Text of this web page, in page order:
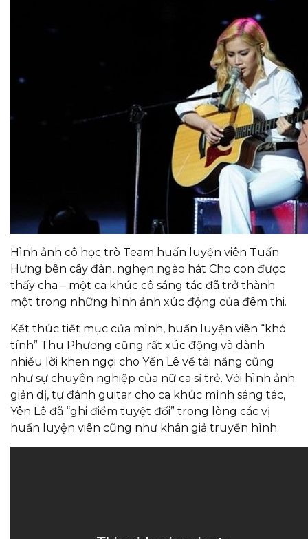
Hình ảnh cô học trò Team huấn luyện viên Tuấn
Hưng bên cây đàn, nghẹn ngào hát Cho con được
thấy cha – một ca khúc cô sáng tác đã trở thành
một trong những hình ảnh xúc động của đêm thi.
Kết thúc tiết mục của mình, huấn luyện viên “khó
tính” Thu Phương cũng rất xúc động và dành
nhiều lời khen ngợi cho Yến Lê về tài năng cũng
như sự chuyên nghiệp của nữ ca sĩ trẻ. Với hình ảnh
giản dị, tự đánh guitar cho ca khúc mình sáng tác,
Yên Lê đã “ghi điểm tuyệt đối” trong lòng các vị
huấn luyện viên cũng như khán giả truyền hình.